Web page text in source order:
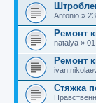
Antonio »
Ремонт
natalya »
Ремонт
Стяжка